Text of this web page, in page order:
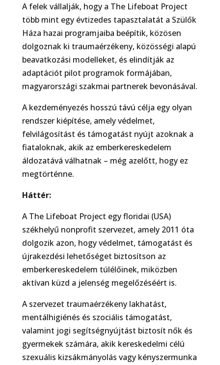
A felek vállalják, hogy a The Lifeboat Project
több mint egy évtizedes tapasztalatát a Szülők
Háza hazai programjaiba beépítik, közösen
dolgoznak ki traumaérzékeny, közösségi alapú
beavatkozási modelleket, és elindítják az
adaptációt pilot programok formájában,
magyarországi szakmai partnerek bevonásával.
A kezdeményezés hosszú távú célja egy olyan
rendszer kiépítése, amely védelmet,
felvilágosítást és támogatást nyújt azoknak a
fiataloknak, akik az emberkereskedelem
áldozatává válhatnak – még azelőtt, hogy ez
megtörténne.
Háttér:
A The Lifeboat Project egy floridai (USA)
székhelyű nonprofit szervezet, amely 2011 óta
dolgozik azon, hogy védelmet, támogatást és
újrakezdési lehetőséget biztosítson az
emberkereskedelem túlélőinek, miközben
aktívan küzd a jelenség megelőzéséért is.
A szervezet traumaérzékeny lakhatást,
mentálhigiénés és szociális támogatást,
valamint jogi segítségnyújtást biztosít nők és
gyermekek számára, akik kereskedelmi célú
szexuális kizsákmányolás vagy kényszermunka